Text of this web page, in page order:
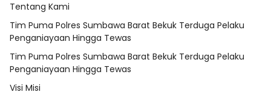
Tentang Kami
Tim Puma Polres Sumbawa Barat Bekuk Terduga Pelaku
Penganiayaan Hingga Tewas
Tim Puma Polres Sumbawa Barat Bekuk Terduga Pelaku
Penganiayaan Hingga Tewas
Visi Misi